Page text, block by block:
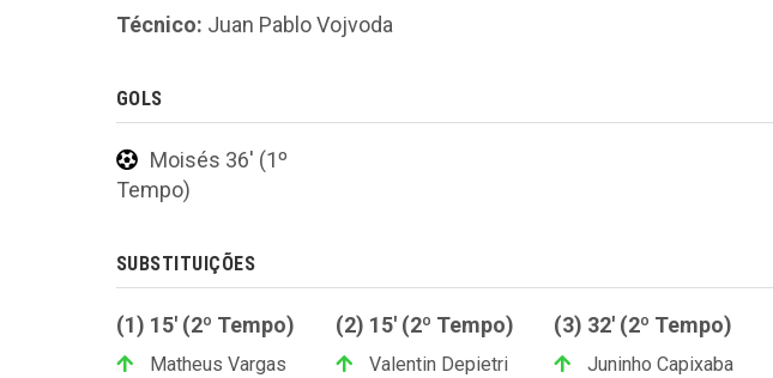
Técnico: Juan Pablo Vojvoda
GOLS
Moisés 36' (1º
Tempo)
SUBSTITUIÇÕES
(1) 15' (2º Tempo)
Matheus Vargas
(2) 15' (2º Tempo)
Valentin Depietri
(3) 32' (2º Tempo)
Juninho Capixaba